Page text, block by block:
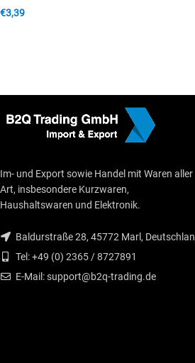
€3,39
Im- und Export sowie Handel mit Waren aller
Art, insbesondere Kurzwaren,
Haushaltswaren und Elektronik.
Baldurstraße 28, 45772 Marl,
Tel: +49 (0) 2365 / 8727891
E-Mail: support@b2q-trading.de